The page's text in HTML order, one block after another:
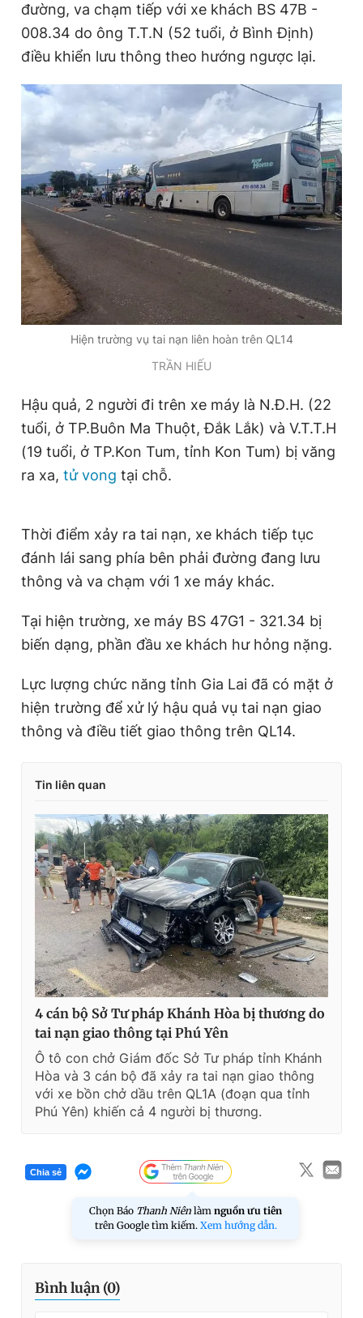
Theo dõi báo trên
0906 645 777
Liên hệ quảng cáo
0908 780 404
Đặt báo Quảng cáo RSS Tòa soạn Chính sách bảo
Tổng biên tập: Nguyễn Ngọc Toàn
Phó tổng biên tập thường trực: Hải Thành
Phó tổng biên tập: Lâm Hiếu Dũng
Phó tổng biên tập: Trần Việt Hưng
Tổng thư ký tòa soạn: Đức Trung
Giấy phép xuất bản số 110/GP - BTTTT cấp ngày 24.3.2020
© 2003-2026 Bản quyền thuộc về Báo Thanh Niên. Cấm sao
chép dưới mọi hình thức nếu không có sự chấp thuận bằng văn
bản. Phát triển bởi ePi Technologies, JSC.
đường, va chạm tiếp với xe khách BS 47B -
008.34 do ông T.T.N (52 tuổi, ở Bình Định)
điều khiển lưu thông theo hướng ngược lại.
Hiện trường vụ tai nạn liên hoàn trên QL14
TRẦN HIẾU
Hậu quả, 2 người đi trên xe máy là N.Đ.H. (22
tuổi, ở TP.Buôn Ma Thuột, Đắk Lắk) và V.T.T.H
(19 tuổi, ở TP.Kon Tum, tỉnh Kon Tum) bị văng
ra xa, tử vong tại chỗ.
Thời điểm xảy ra tai nạn, xe khách tiếp tục
đánh lái sang phía bên phải đường đang lưu
thông và va chạm với 1 xe máy khác.
Tại hiện trường, xe máy BS 47G1 - 321.34 bị
biến dạng, phần đầu xe khách hư hỏng nặng.
Lực lượng chức năng tỉnh Gia Lai đã có mặt ở
hiện trường để xử lý hậu quả vụ tai nạn giao
thông và điều tiết giao thông trên QL14.
Tin liên quan
4 cán bộ Sở Tư pháp Khánh Hòa bị thương do
tai nạn giao thông tại Phú Yên
Ô tô con chở Giám đốc Sở Tư pháp tỉnh Khánh
Hòa và 3 cán bộ đã xảy ra tai nạn giao thông
với xe bồn chở dầu trên QL1A (đoạn qua tỉnh
Phú Yên) khiến cả 4 người bị thương.
Chia sẻ
Chọn Báo Thanh Niên làm nguồn ưu tiên
trên Google tìm kiếm. Xem hướng dẫn.
Bình luận (0)